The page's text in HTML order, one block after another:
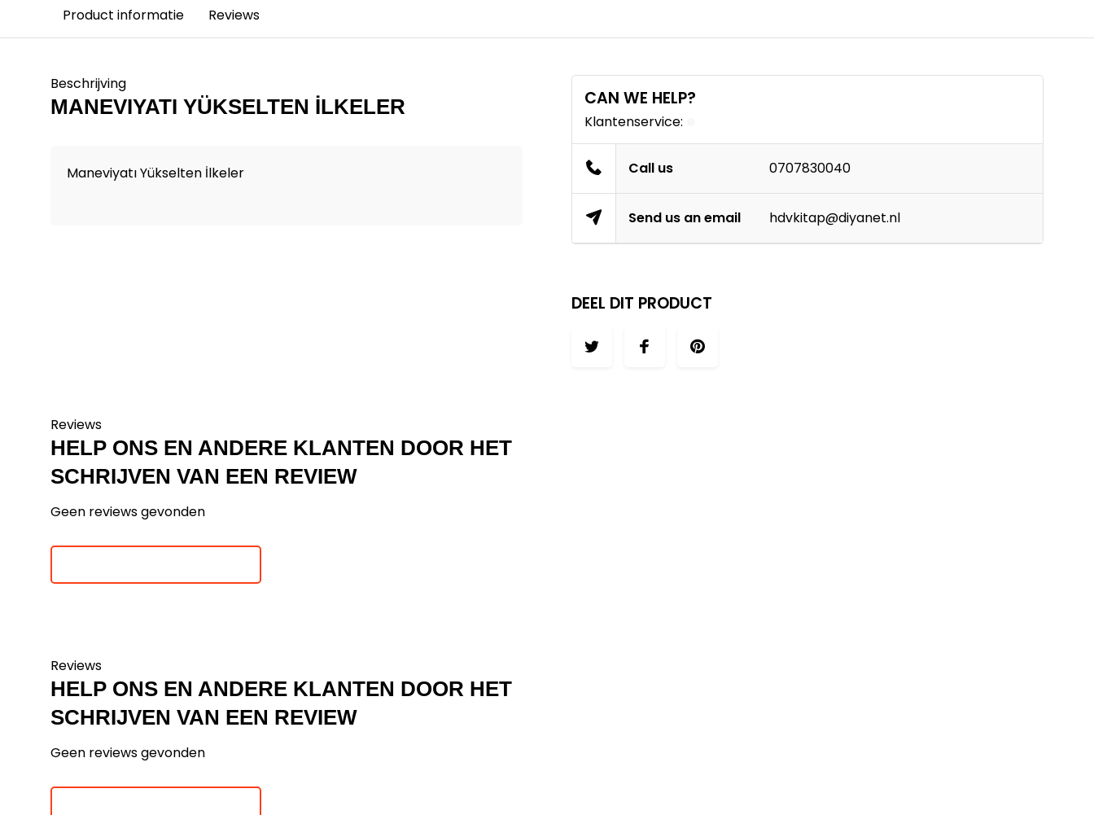
Product informatie Reviews
Beschrijving
MANEVIYATI YÜKSELTEN İLKELER
Maneviyatı Yükselten İlkeler
CAN WE HELP?
Klantenservice:
Call us 0707830040
Send us an email hdvkitap@diyanet.nl
DEEL DIT PRODUCT
Reviews
HELP ONS EN ANDERE KLANTEN DOOR HET
SCHRIJVEN VAN EEN REVIEW
Geen reviews gevonden
Reviews
HELP ONS EN ANDERE KLANTEN DOOR HET
SCHRIJVEN VAN EEN REVIEW
Geen reviews gevonden